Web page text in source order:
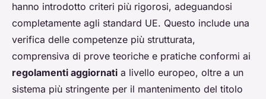
hanno introdotto criteri più rigorosi, adeguandosi
completamente agli standard UE. Questo include una
verifica delle competenze più strutturata,
comprensiva di prove teoriche e pratiche conformi ai
regolamenti aggiornati a livello europeo, oltre a un
sistema più stringente per il mantenimento del titolo